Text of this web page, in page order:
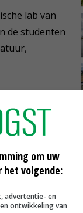
lab van
de studenten
en
als
om uw
het volgende:
advertentie- en
ontwikkeling van